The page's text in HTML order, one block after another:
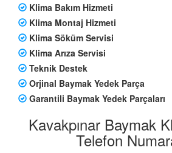
Klima Bakım Hizmeti
Klima Montaj Hizmeti
Klima Söküm Servisi
Klima Arıza Servisi
Teknik Destek
Orjinal Baymak Yedek Parça
Garantili Baymak Yedek Parçaları
Kavakpınar Baymak
Telefon